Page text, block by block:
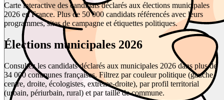
Carte interactive des candidats déclarés aux élections municipales
2026 en France. Plus de 50 000 candidats référencés avec leurs
programmes, sites de campagne et étiquettes politiques.
Élections municipales 2026
Consultez les candidats déclarés aux municipales 2026 dans plus de
34 000 communes françaises. Filtrez par couleur politique (gauche,
centre, droite, écologistes, extrême-droite), par profil territorial
(urbain, périurbain, rural) et par taille de commune.